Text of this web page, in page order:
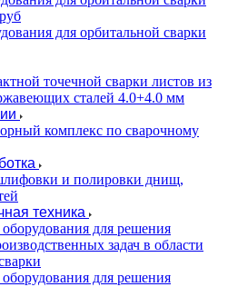
для орбитальной сварки
точечной сварки листов из
сталей 4.0+4.0 мм
комплекс по сварочному
и полировки днищ,
техника
для решения
задач в области
для решения